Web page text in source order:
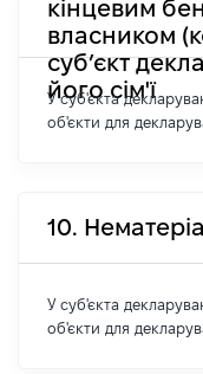
кінцевим
власником
суб’єкт
його сім'ї
У суб'єкта
об'єкти для
10.
У суб'єкта
об'єкти для